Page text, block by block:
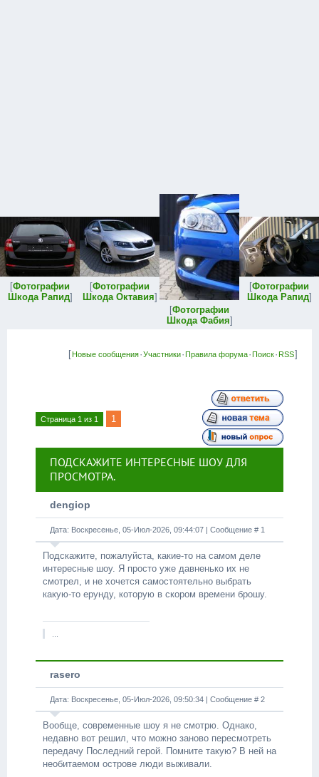
[Фотографии
Шкода Рапид]
[Фотографии
Шкода Октавия]
[Фотографии
Шкода Фабия]
[Фотографии
Шкода Рапид]
[Новые сообщения·Участники·Правила форума·Поиск·RSS]
Страница 1 из 1 1
ПОДСКАЖИТЕ ИНТЕРЕСНЫЕ ШОУ ДЛЯ
ПРОСМОТРА.
dengiop
Дата: Воскресенье, 05-Июл-2026, 09:44:07 | Сообщение # 1
Подскажите, пожалуйста, какие-то на самом деле
интересные шоу. Я просто уже давненько их не
смотрел, и не хочется самостоятельно выбрать
какую-то ерунду, которую в скором времени брошу.
rasero
Дата: Воскресенье, 05-Июл-2026, 09:50:34 | Сообщение # 2
Вообще, современные шоу я не смотрю. Однако,
недавно вот решил, что можно заново пересмотреть
передачу Последний герой. Помните такую? В ней на
необитаемом острове люди выживали.